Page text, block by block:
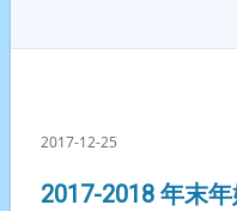
2017-12-25
2017-2018 年末